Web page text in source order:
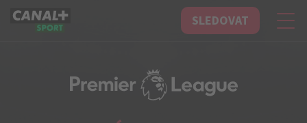
CANAL+ Sport SLEDOVAT